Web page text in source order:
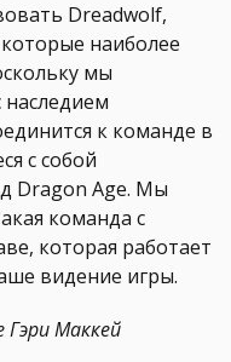
Dreadwolf,
наиболее
мы
к команде в
с собой
Dragon Age. Мы
команда с
которая работает
видение игры.
Маккей